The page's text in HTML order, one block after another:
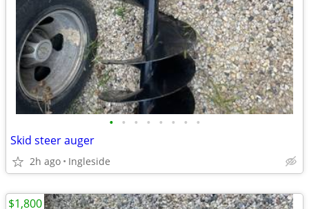
• • • • • • • •
Skid steer auger
2h ago Ingleside
$1,800